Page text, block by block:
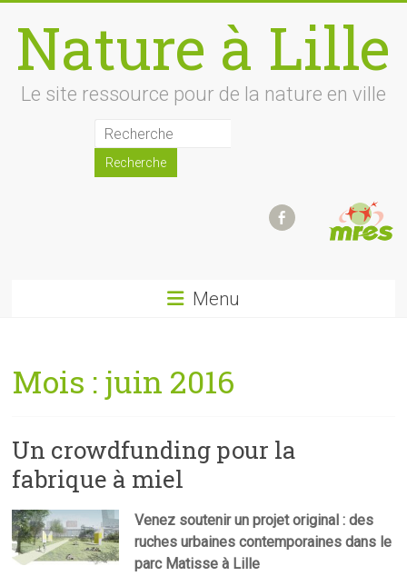
content
Nature à Lille
Le site ressource pour de la nature en ville
Menu
Mois :juin 2016
Un crowdfunding pour la
fabrique à miel
Venez soutenir un projet original : des
ruches urbaines contemporaines dans le
parc Matisse à Lille